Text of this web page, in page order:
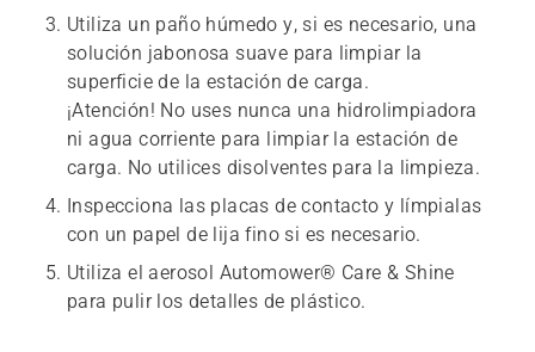
Utiliza un paño húmedo y, si es necesario, una
solución jabonosa suave para limpiar la
superficie de la estación de carga.
¡Atención! No uses nunca una hidrolimpiadora
ni agua corriente para limpiar la estación de
carga. No utilices disolventes para la limpieza.
Inspecciona las placas de contacto y límpialas
con un papel de lija fino si es necesario.
Utiliza el aerosol Automower® Care & Shine
para pulir los detalles de plástico.